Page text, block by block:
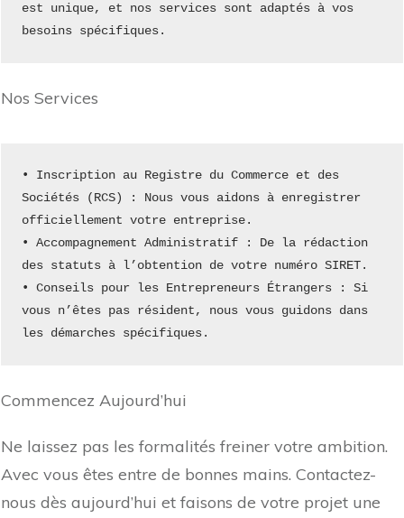
est unique, et nos services sont adaptés à vos
besoins spécifiques.
Nos Services
• Inscription au Registre du Commerce et des
Sociétés (RCS) : Nous vous aidons à enregistrer
officiellement votre entreprise.
• Accompagnement Administratif : De la rédaction
des statuts à l’obtention de votre numéro SIRET.
• Conseils pour les Entrepreneurs Étrangers : Si
vous n’êtes pas résident, nous vous guidons dans
les démarches spécifiques.
Commencez Aujourd’hui
Ne laissez pas les formalités freiner votre ambition.
Avec vous êtes entre de bonnes mains. Contactez-
nous dès aujourd’hui et faisons de votre projet une